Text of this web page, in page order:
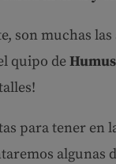
son muchas
quipo de
para tener en
algunas